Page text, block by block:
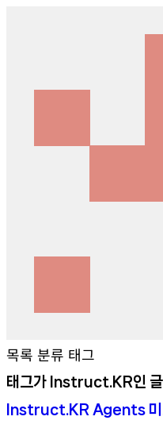
목록 분류 태그
태그가 Instruct.KR인
Instruct.KR Agents 미